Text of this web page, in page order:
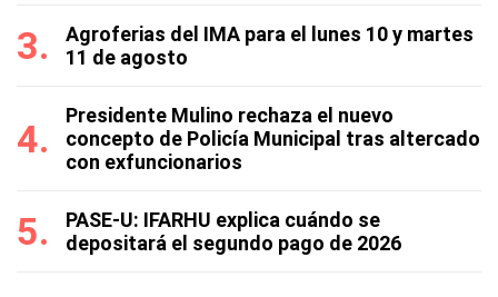
Agroferias del IMA para el lunes 10 y martes
11 de agosto
Presidente Mulino rechaza el nuevo
concepto de Policía Municipal tras altercado
con exfuncionarios
PASE-U: IFARHU explica cuándo se
depositará el segundo pago de 2026